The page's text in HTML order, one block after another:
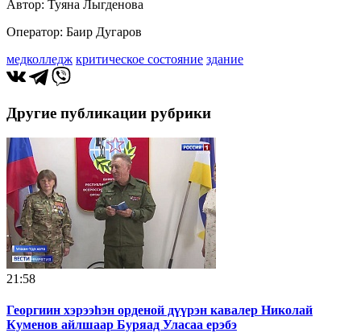
Автор: Туяна Лыгденова
Оператор: Баир Дугаров
медколледж критическое состояние здание
Другие публикации рубрики
21:58
Георгиин хэрээһэн орденой дүүрэн кавалер Николай
Куменов айлшаар Буряад Уласаа ерэбэ